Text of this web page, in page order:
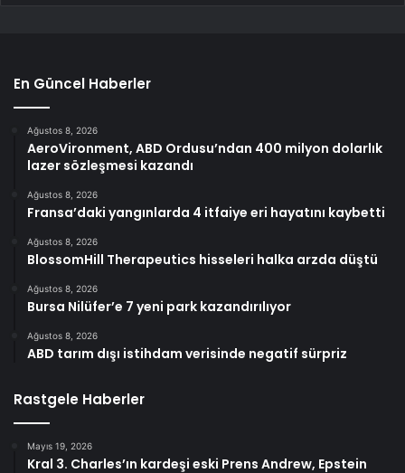
En Güncel Haberler
Ağustos 8, 2026
AeroVironment, ABD Ordusu’ndan 400 milyon dolarlık
lazer sözleşmesi kazandı
Ağustos 8, 2026
Fransa’daki yangınlarda 4 itfaiye eri hayatını kaybetti
Ağustos 8, 2026
BlossomHill Therapeutics hisseleri halka arzda düştü
Ağustos 8, 2026
Bursa Nilüfer’e 7 yeni park kazandırılıyor
Ağustos 8, 2026
ABD tarım dışı istihdam verisinde negatif sürpriz
Rastgele Haberler
Mayıs 19, 2026
Kral 3. Charles’ın kardeşi eski Prens Andrew, Epstein